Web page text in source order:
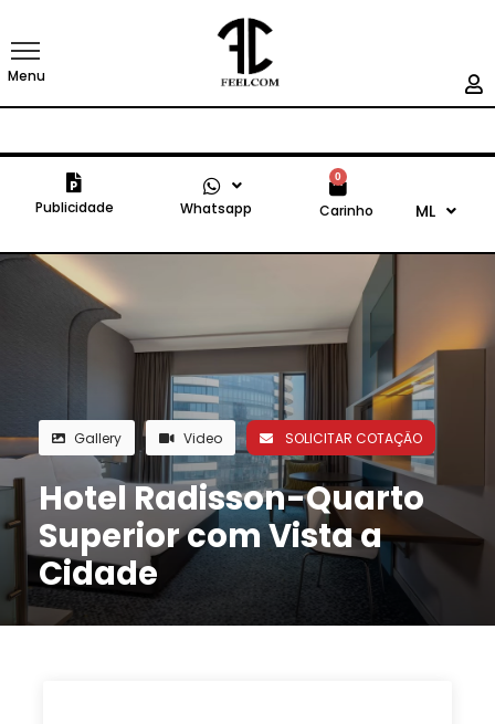
Menu
Publicidade Whatsapp
0
Carinho ML
Gallery Video SOLICITAR COTAÇÄO
Hotel Radisson-Quarto
Superior com Vista a
Cidade